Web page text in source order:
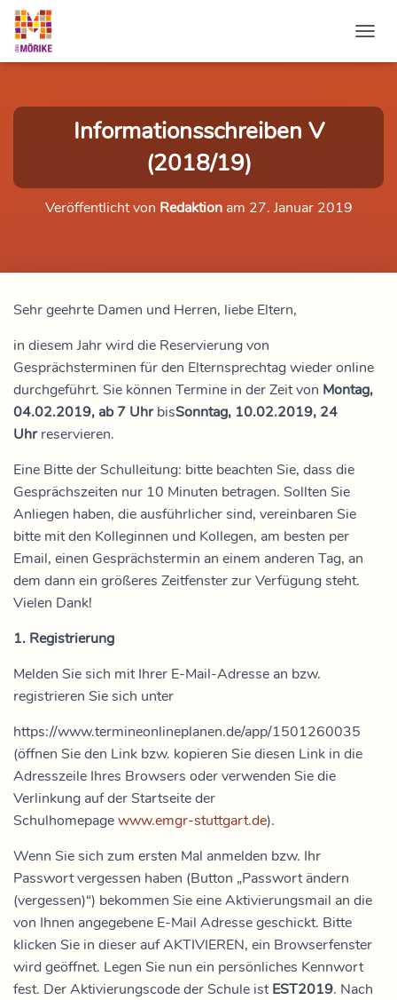
Informationsschreiben V
(2018/19)
Veröffentlicht von Redaktionam 27. Januar 2019
Sehr geehrte Damen und Herren, liebe Eltern,
in diesem Jahr wird die Reservierung von
Gesprächsterminen für den Elternsprechtag wieder online
durchgeführt. Sie können Termine in der Zeit von Montag,
04.02.2019, ab 7 UhrbisSonntag, 10.02.2019, 24
Uhrreservieren.
Eine Bitte der Schulleitung: bitte beachten Sie, dass die
Gesprächszeiten nur 10 Minuten betragen. Sollten Sie
Anliegen haben, die ausführlicher sind, vereinbaren Sie
bitte mit den Kolleginnen und Kollegen, am besten per
Email, einen Gesprächstermin an einem anderen Tag, an
dem dann ein größeres Zeitfenster zur Verfügung steht.
Vielen Dank!
1. Registrierung
Melden Sie sich mit Ihrer E-Mail-Adresse an bzw.
registrieren Sie sich unter
https://www.termineonlineplanen.de/app/1501260035
(öffnen Sie den Link bzw. kopieren Sie diesen Link in die
Adresszeile Ihres Browsers oder verwenden Sie die
Verlinkung auf der Startseite der
Schulhomepagewww.emgr-stuttgart.de).
Wenn Sie sich zum ersten Mal anmelden bzw. Ihr
Passwort vergessen haben (Button „Passwort ändern
(vergessen)“) bekommen Sie eine Aktivierungsmail an die
von Ihnen angegebene E-Mail Adresse geschickt. Bitte
klicken Sie in dieser auf AKTIVIEREN, ein Browserfenster
wird geöffnet. Legen Sie nun ein persönliches Kennwort
fest. Der Aktivierungscode der Schule istEST2019. Nach